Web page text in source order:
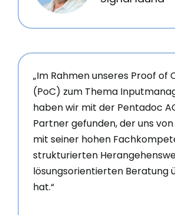
„Im Rahmen unseres Proof of
(PoC) zum Thema
haben wir mit der Pentadoc
Partner gefunden, der uns
mit seiner hohen
strukturierten
lösungsorientierten Beratung
hat.“